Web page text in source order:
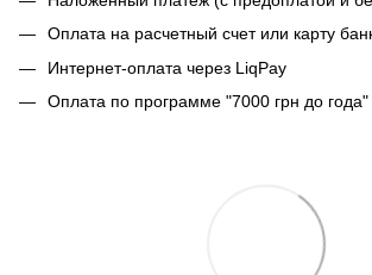
Оплата на расчетный счет или карту
Интернет-оплата через LiqPay
Оплата по программе "7000 грн до года"